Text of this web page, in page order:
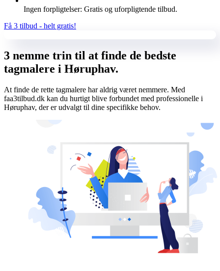
Ingen forpligtelser: Gratis og uforpligtende tilbud.
Få 3 tilbud - helt gratis!
3 nemme trin til at finde de bedste
tagmalere i Høruphav.
At finde de rette tagmalere har aldrig været nemmere. Med
faa3tilbud.dk kan du hurtigt blive forbundet med professionelle i
Høruphav, der er udvalgt til dine specifikke behov.